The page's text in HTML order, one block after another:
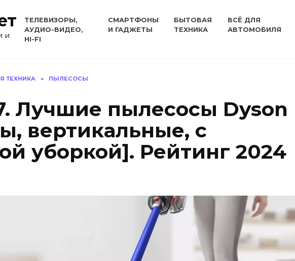
и
ТЕЛЕВИЗОРЫ,
АУДИО-ВИДЕО,
HI-FI
СМАРТФОНЫ
И ГАДЖЕТЫ
БЫТОВАЯ
ТЕХНИКА
ВСЁ ДЛЯ
АВТОМОБИЛЯ
ТЕХНИКА » ПЫЛЕСОСЫ
Лучшие пылесосы Dyson
вертикальные, с
уборкой]. Рейтинг 2024